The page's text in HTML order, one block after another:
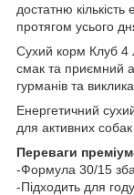
достатню
протягом усього
Сухий корм Клуб 4
смак та приємний
гурманів та
Енергетичний
для активних собак
Переваги
-Формула 30/15
-Підходить для